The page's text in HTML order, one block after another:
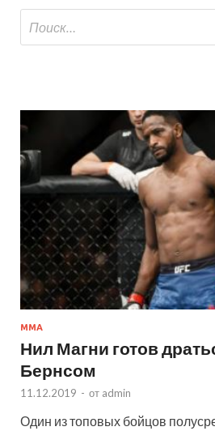
MMA
Нил Магни готов
Бернсом
11.12.2019 - от admin
Один из топовых бойцов